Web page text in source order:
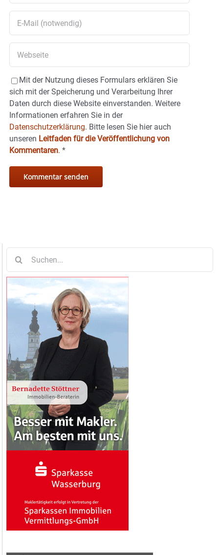
Mit der Nutzung dieses Formulars erklären Sie
sich mit der Speicherung und Verarbeitung Ihrer
Daten durch diese Website einverstanden. Weitere
Informationen erfahren Sie in der
Datenschutzerklärung. Bitte lesen Sie hier auch
unseren Leitfaden für die Veröffentlichung von
Kommentaren. *
nach: